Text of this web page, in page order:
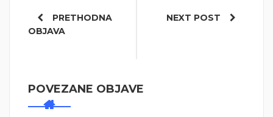
navigation
PRETHODNA
OBJAVA
NEXT POST
POVEZANE OBJAVE